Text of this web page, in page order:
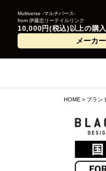
Multiverse -マルチバース-
from 伊藤忠リーテイルリンク
10,000円(税込)以上の購
メーカ
HOME ブラン